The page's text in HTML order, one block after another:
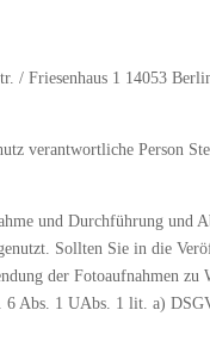
/ Friesenhaus 1 14053
verantwortliche Person
und Durchführung und
Sollten Sie in die
der Fotoaufnahmen zu
Abs. 1 UAbs. 1 lit. a)